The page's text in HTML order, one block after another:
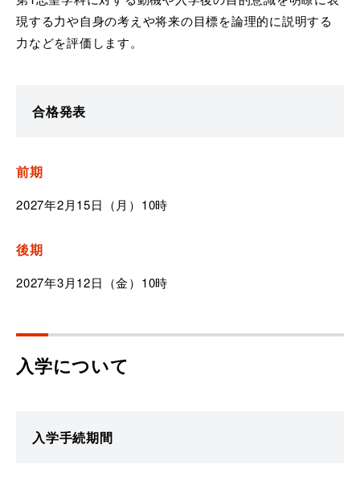
現する力や自身の考えや将来の目標を論理的に説明する
力などを評価します。
合格発表
前期
2027年2月15日（月）10時
後期
2027年3月12日（金）10時
入学について
入学手続期間